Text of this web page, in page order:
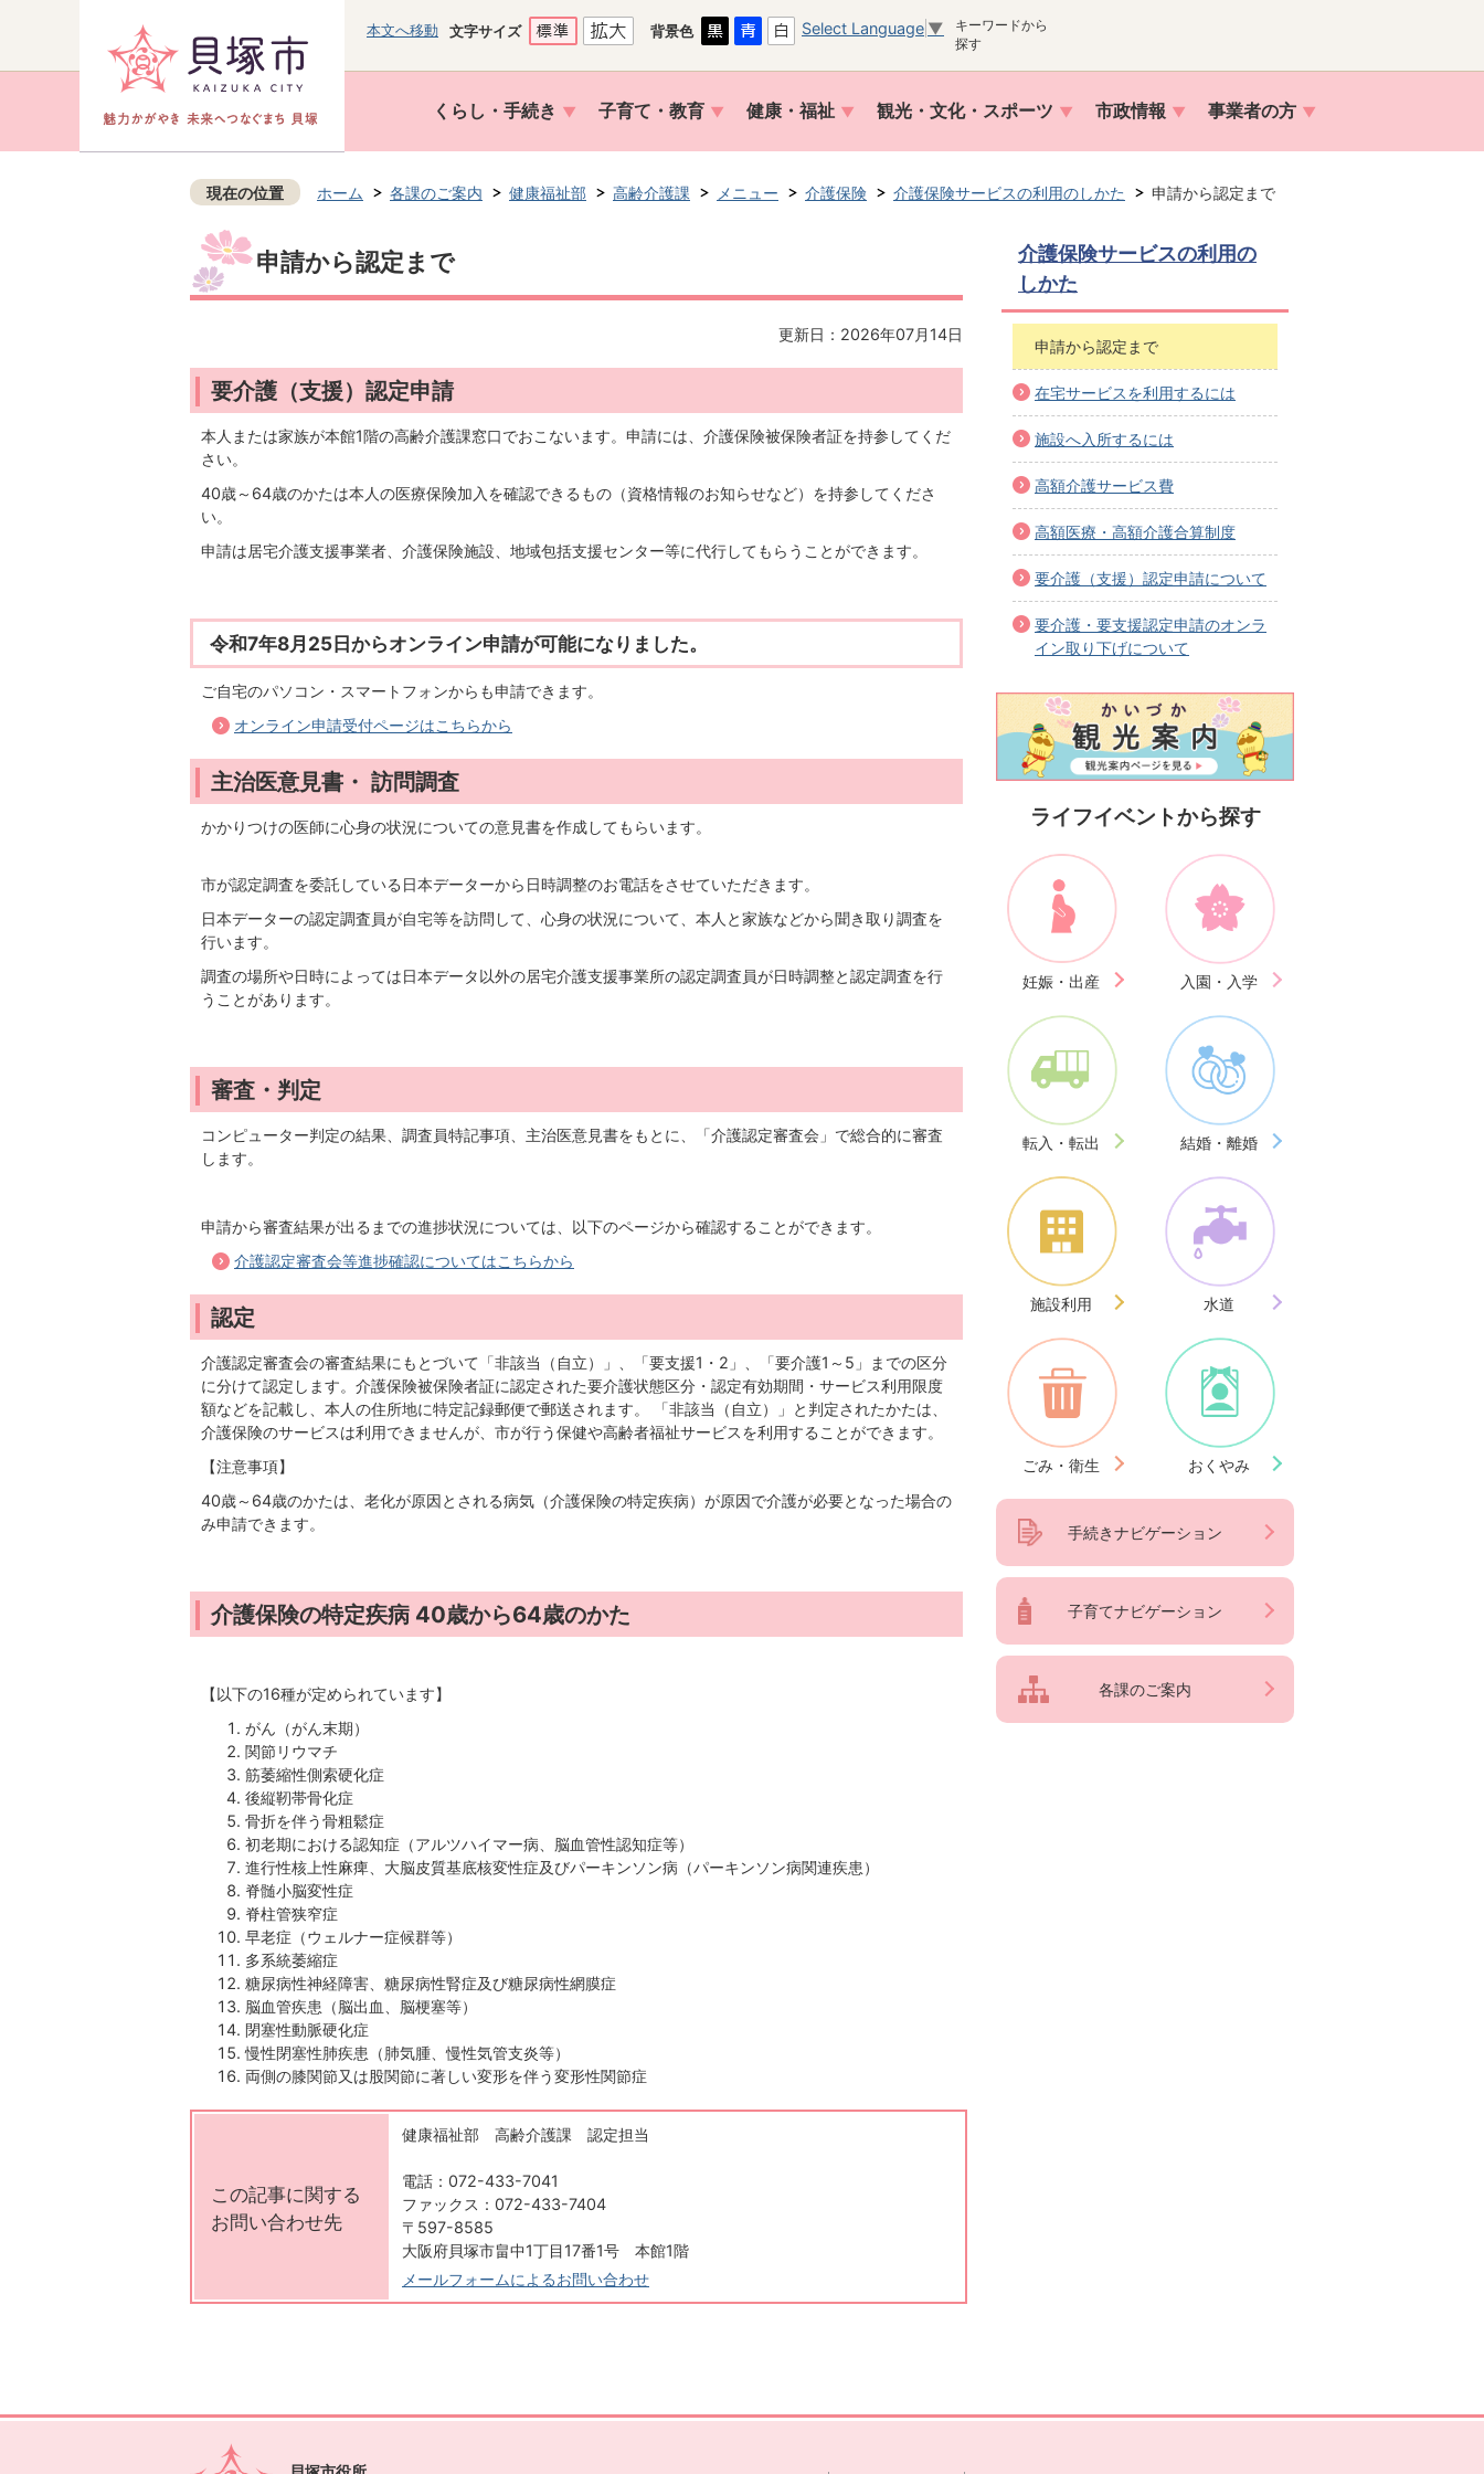
本文へ移動 文字サイズ 背景色 Select Language ▼
キーワードから
探す
くらし・手続き 子育て・教育 健康・福祉 観光・文化・スポーツ 市政情報 事業者の方
現在の位置 ホーム 各課のご案内 健康福祉部 高齢介護課 メニュー 介護保険 介護保険サービスの利用のしかた 申請から認定まで
申請から認定まで
更新日：2026年07月14日
要介護（支援）認定申請
本人または家族が本館1階の高齢介護課窓口でおこないます。申請には、介護保険被保険者証を持参してくだ
さい。
40歳～64歳のかたは本人の医療保険加入を確認できるもの（資格情報のお知らせなど）を持参してくださ
い。
申請は居宅介護支援事業者、介護保険施設、地域包括支援センター等に代行してもらうことができます。
令和7年8月25日からオンライン申請が可能になりました。
ご自宅のパソコン・スマートフォンからも申請できます。
オンライン申請受付ページはこちらから
主治医意見書・ 訪問調査
かかりつけの医師に心身の状況についての意見書を作成してもらいます。
市が認定調査を委託している日本データーから日時調整のお電話をさせていただきます。
日本データーの認定調査員が自宅等を訪問して、心身の状況について、本人と家族などから聞き取り調査を
行います。
調査の場所や日時によっては日本データ以外の居宅介護支援事業所の認定調査員が日時調整と認定調査を行
うことがあります。
審査・判定
コンピューター判定の結果、調査員特記事項、主治医意見書をもとに、「介護認定審査会」で総合的に審査
します。
申請から審査結果が出るまでの進捗状況については、以下のページから確認することができます。
介護認定審査会等進捗確認についてはこちらから
認定
介護認定審査会の審査結果にもとづいて「非該当（自立）」、「要支援1・2」、「要介護1～5」までの区分
に分けて認定します。介護保険被保険者証に認定された要介護状態区分・認定有効期間・サービス利用限度
額などを記載し、本人の住所地に特定記録郵便で郵送されます。 「非該当（自立）」と判定されたかたは、
介護保険のサービスは利用できませんが、市が行う保健や高齢者福祉サービスを利用することができます。
【注意事項】
40歳～64歳のかたは、老化が原因とされる病気（介護保険の特定疾病）が原因で介護が必要となった場合の
み申請できます。
介護保険の特定疾病 40歳から64歳のかた
【以下の16種が定められています】
がん（がん末期）
関節リウマチ
筋萎縮性側索硬化症
後縦靭帯骨化症
骨折を伴う骨粗鬆症
初老期における認知症（アルツハイマー病、脳血管性認知症等）
進行性核上性麻痺、大脳皮質基底核変性症及びパーキンソン病（パーキンソン病関連疾患）
脊髄小脳変性症
脊柱管狭窄症
早老症（ウェルナー症候群等）
多系統萎縮症
糖尿病性神経障害、糖尿病性腎症及び糖尿病性網膜症
脳血管疾患（脳出血、脳梗塞等）
閉塞性動脈硬化症
慢性閉塞性肺疾患（肺気腫、慢性気管支炎等）
両側の膝関節又は股関節に著しい変形を伴う変形性関節症
この記事に関する
お問い合わせ先
健康福祉部 高齢介護課 認定担当
電話：072-433-7041
ファックス：072-433-7404
〒597-8585
大阪府貝塚市畠中1丁目17番1号 本館1階
メールフォームによるお問い合わせ
介護保険サービスの利用の
しかた
申請から認定まで
在宅サービスを利用するには
施設へ入所するには
高額介護サービス費
高額医療・高額介護合算制度
要介護（支援）認定申請について
要介護・要支援認定申請のオンラ
イン取り下げについて
ライフイベントから探す
妊娠・出産 入園・入学
転入・転出 結婚・離婚
施設利用 水道
ごみ・衛生 おくやみ
手続きナビゲーション
子育てナビゲーション
各課のご案内